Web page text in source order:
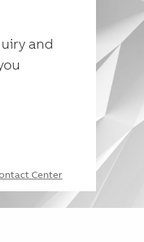
and
Center